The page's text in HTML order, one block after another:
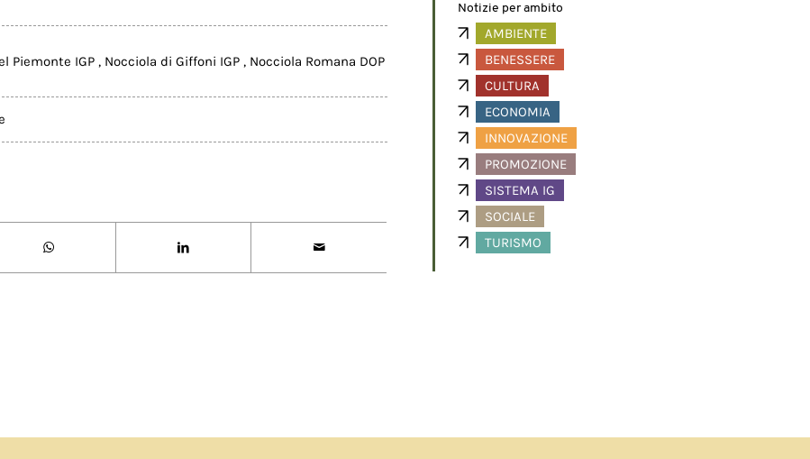
Piemonte IGP , Nocciola di Giffoni IGP , Nocciola Romana DOP
Notizie per ambito
AMBIENTE
BENESSERE
CULTURA
ECONOMIA
INNOVAZIONE
PROMOZIONE
SISTEMA IG
SOCIALE
TURISMO